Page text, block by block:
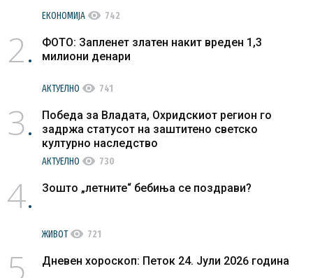
ЕКОНОМИЈА visibility 742
2
ФОТО: Запленет златен накит вреден 1,3
милиони денари
АКТУЕЛНО visibility 741
3
Победа за Владата, Охридскиот регион го
задржа статусот на заштитено светско
културно наследство
АКТУЕЛНО visibility 730
4 Зошто „летните“ бебиња се поздрави?
ЖИВОТvisibility 721
5 Дневен хороскоп: Петок 24. Јули 2026 година